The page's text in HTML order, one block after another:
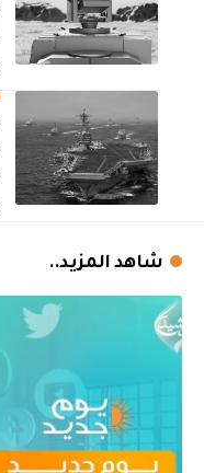
شاهد المزيد..